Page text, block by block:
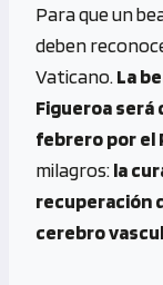
b
o
o
k
se
n
g
er
Para que un
deben
Vaticano. La
Figueroa será
febrero por el
milagros:la
recuperación
cerebro